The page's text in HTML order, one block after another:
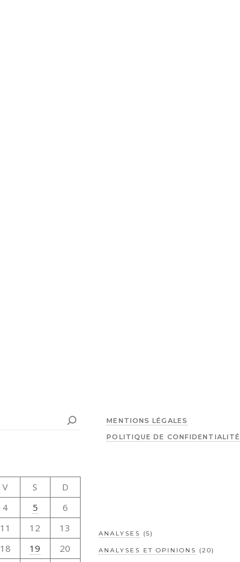
V S
D
4 5
6
11 12
13
18 19
20
MENTIONS LÉGALES
POLITIQUE DE CONFIDENTIALITÉ
ANALYSES (5)
ANALYSES ET OPINIONS (20)